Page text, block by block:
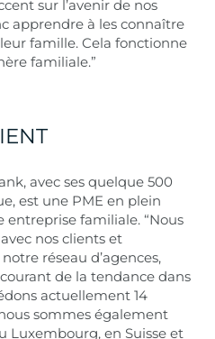
sur l’avenir de nos
apprendre à les connaître
famille. Cela fonctionne
familiale.”
avec ses quelque 500
est une PME en plein
entreprise familiale. “Nous
nos clients et
réseau d’agences,
de la tendance dans
actuellement 14
sommes également
Luxembourg, en Suisse et